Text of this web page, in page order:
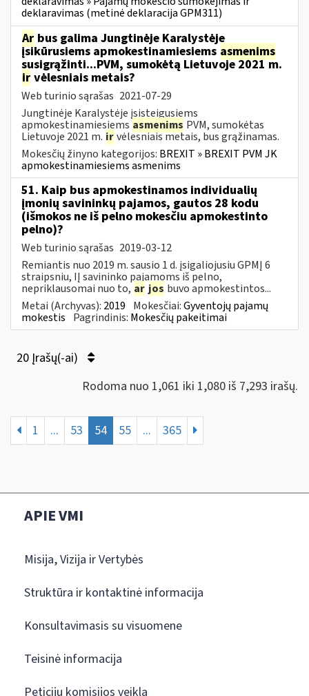
deklaravimas (metinė deklaracija GPM311)
Ar bus galima Jungtinėje Karalystėje
įsikūrusiems apmokestinamiesiems asmenims
susigrąžinti...PVM, sumokėtą Lietuvoje 2021 m.
ir vėlesniais metais?
Web turinio sąrašas 2021-07-29
Jungtinėje Karalystėje įsisteigusiems
apmokestinamiesiems asmenims PVM, sumokėtas
Lietuvoje 2021 m. irvėlesniais metais, bus grąžinamas.
Mokesčių žinyno kategorijos: BREXIT » BREXIT PVM JK
apmokestinamiesiems asmenims
51. Kaip bus apmokestinamos individualių
įmonių savininkų pajamos, gautos 28 kodu
(išmokos ne iš pelno mokesčiu apmokestinto
pelno)?
Web turinio sąrašas 2019-03-12
Remiantis nuo 2019 m. sausio 1 d. įsigaliojusiu GPMĮ 6
straipsniu, IĮ savininko pajamoms iš pelno,
nepriklausomai nuo to, ar jos buvo apmokestintos...
Metai (Archyvas): 2019 Mokesčiai:Gyventojų pajamų
mokestis Pagrindinis: Mokesčių pakeitimai
20 Įrašų(-ai)
Rodoma nuo 1,061 iki 1,080 iš 7,293 irašų.
1 ... 53 54 55 ... 365
APIE VMI
Misija, Vizija ir Vertybės
Struktūra ir kontaktinė informacija
Konsultavimasis su visuomene
Teisinė informacija
Peticijų komisijos veikla